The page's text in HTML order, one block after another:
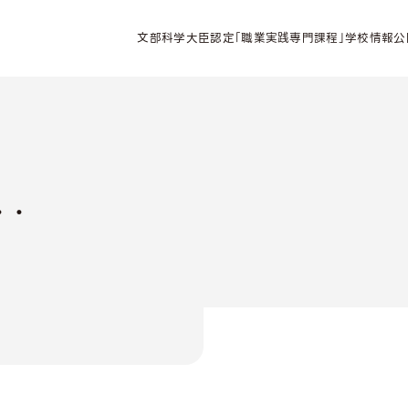
文部科学大臣認定「職業実践専門課程」学校情報